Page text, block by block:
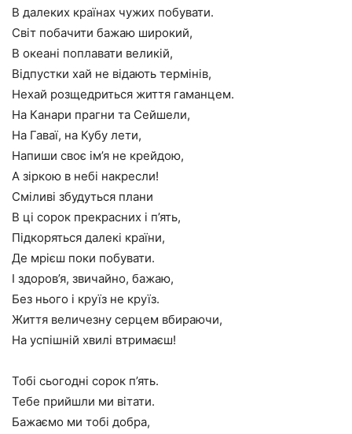
В далеких країнах чужих побувати.
Світ побачити бажаю широкий,
В океані поплавати великій,
Відпустки хай не відають термінів,
Нехай розщедриться життя гаманцем.
На Канари прагни та Сейшели,
На Гаваї, на Кубу лети,
Напиши своє ім’я не крейдою,
А зіркою в небі накресли!
Сміливі збудуться плани
В ці сорок прекрасних і п’ять,
Підкоряться далекі країни,
Де мрієш поки побувати.
І здоров’я, звичайно, бажаю,
Без нього і круїз не круїз.
Життя величезну серцем вбираючи,
На успішній хвилі втримаєш!
Тобі сьогодні сорок п’ять.
Тебе прийшли ми вітати.
Бажаємо ми тобі добра,